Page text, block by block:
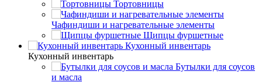
Тортовницы
Чафиндиши и нагревательные элементы
Щипцы фуршетные
Кухонный инвентарь
Кухонный инвентарь
Бутылки для соусов
и масла